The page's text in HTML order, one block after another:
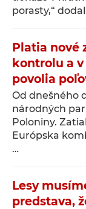
porasty,“
Platia nové
kontrolu a
povolia
Od dnešného
národných
Poloniny.
Európska
…
Lesy
predstava,